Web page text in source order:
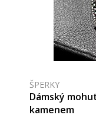
ŠPERKY
Dámský
kamenem